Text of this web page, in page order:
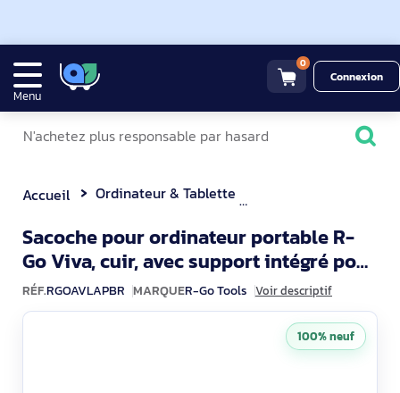
Menu
0
Connexion
Accueil Ordinateur & Tablette
Sacoche pour ordinateur portable R-
Go Viva, cuir, avec support intégré pour
ordinateur portable, proRGOAVLAPBR
RÉF.RGOAVLAPBR MARQUER-Go Tools Voir descriptif
100% neuf